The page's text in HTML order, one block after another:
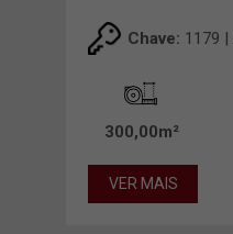
Chave: 1179 |
300,00m²
VER MAIS